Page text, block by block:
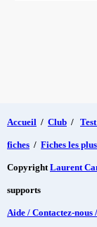
Accueil / Club /
fiches / Fiches les
CopyrightLaurent
supports
Aide / Contactez-